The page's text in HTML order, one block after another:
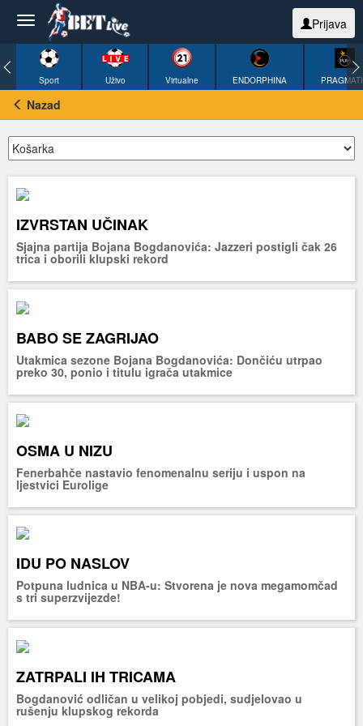
Prijava
Sport Uživo Virtualne ENDORPHINA
Nazad
IZVRSTAN UČINAK
Sjajna partija Bojana Bogdanovića: Jazzeri postigli čak 26
trica i oborili klupski rekord
BABO SE ZAGRIJAO
Utakmica sezone Bojana Bogdanovića: Dončiću utrpao
preko 30, ponio i titulu igrača utakmice
OSMA U NIZU
Fenerbahče nastavio fenomenalnu seriju i uspon na
ljestvici Eurolige
IDU PO NASLOV
Potpuna ludnica u NBA-u: Stvorena je nova megamomčad
s tri superzvijezde!
ZATRPALI IH TRICAMA
Bogdanović odličan u velikoj pobjedi, sudjelovao u
rušenju klupskog rekorda